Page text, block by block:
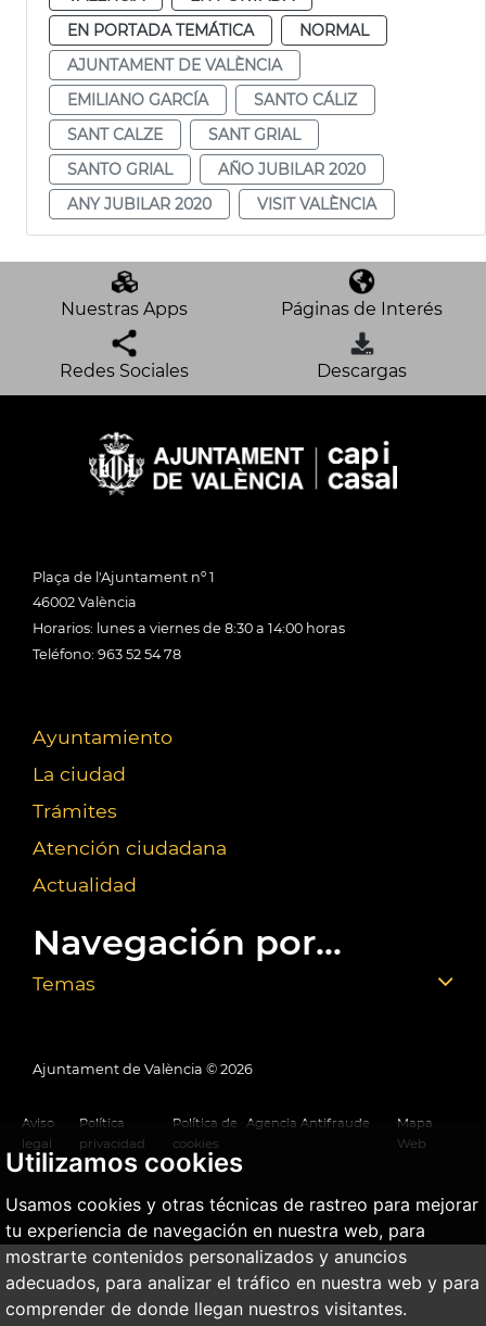
Utilizamos cookies
Usamos cookies y otras técnicas de rastreo para mejorar
tu experiencia de navegación en nuestra web, para
mostrarte contenidos personalizados y anuncios
adecuados, para analizar el tráfico en nuestra web y para
comprender de donde llegan nuestros visitantes.
EN PORTADA TEMÁTICA
NORMAL
AJUNTAMENT DE VALÈNCIA
EMILIANO GARCÍA
SANTO CÁLIZ
SANT CALZE
SANT GRIAL
SANTO GRIAL
AÑO JUBILAR 2020
ANY JUBILAR 2020
VISIT VALÈNCIA
Nuestras Apps Páginas de Interés
Redes Sociales Descargas
Plaça de l'Ajuntament nº 1
46002 València
Horarios: lunes a viernes de 8:30 a 14:00 horas
Teléfono: 963 52 54 78
Ayuntamiento
La ciudad
Trámites
Atención ciudadana
Actualidad
Navegación por...
Temas
Ajuntament de València © 2026
Aviso
legal
Política
privacidad
Política de
cookies
Agencia Antifraude
Mapa
Web